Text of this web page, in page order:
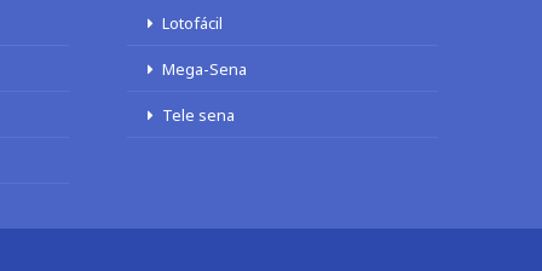
Lotofácil
Mega-Sena
Tele sena